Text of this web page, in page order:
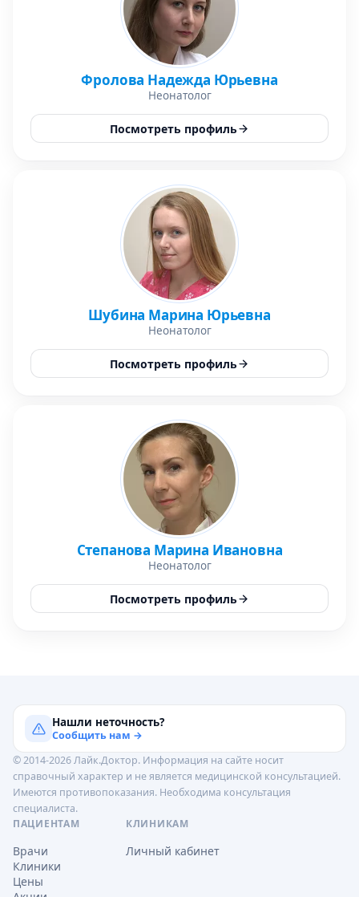
Фролова Надежда Юрьевна
Неонатолог
Посмотреть профиль
Шубина Марина Юрьевна
Неонатолог
Посмотреть профиль
Степанова Марина Ивановна
Неонатолог
Посмотреть профиль
Нашли неточность?
Сообщить нам →
© 2014-2026 Лайк.Доктор. Информация на сайте носит
справочный характер и не является медицинской консультацией.
Имеются противопоказания. Необходима консультация
специалиста.
ПАЦИЕНТАМ
Врачи
Клиники
Цены
КЛИНИКАМ
Личный кабинет